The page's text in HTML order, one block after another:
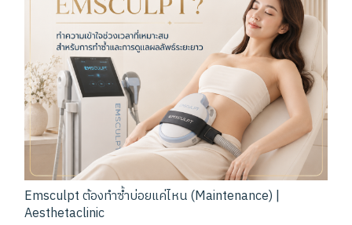
Emsculpt ต้องทำซ้ำบ่อยแค่ไหน (Maintenance) |
Aesthetaclinic